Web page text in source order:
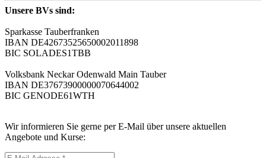
Unsere BVs sind:
Sparkasse Tauberfranken
IBAN DE42673525650002011898
BIC SOLADES1TBB
Volksbank Neckar Odenwald Main Tauber
IBAN DE37673900000070644002
BIC GENODE61WTH
Wir informieren Sie gerne per E-Mail über unsere aktuellen
Angebote und Kurse: